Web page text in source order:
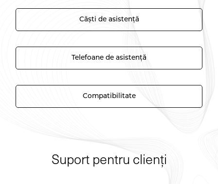
Căști de asistență
Telefoane de asistență
Compatibilitate
Suport pentru clienți